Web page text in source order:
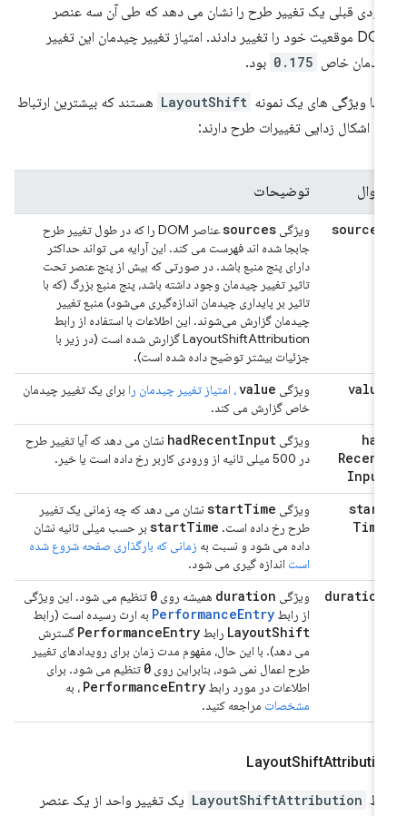
قبلی یک تغییر طرح را نشان می دهد که طی آن سه عنصر
DOM موقعیت خود را تغییر دادند. امتیاز تغییر چیدمان این تغییر
خاص 0.175 بود.
ویژگی های یک نمونه LayoutShift هستند که بیشترین ارتباط
با اشکال زدایی تغییرات طرح دارند:
توضیحات
sources ویژگیsources
عناصر DOM را که در طول تغییر طرح
جابجا شده اند فهرست می کند. این آرایه می تواند حداکثر
دارای پنج منبع باشد. در صورتی که بیش از پنج عنصر تحت
تاثیر تغییر چیدمان وجود داشته باشد، پنج منبع بزرگ (که با
تاثیر بر پایداری چیدمان اندازه‌گیری می‌شود) منبع تغییر
چیدمان گزارش می‌شوند. این اطلاعات با استفاده از رابط
LayoutShiftAttribution گزارش شده است (در زیر با
جزئیات بیشتر توضیح داده شده است).
value ویژگیvalue ، امتیاز تغییر چیدمان رابرای یک تغییر چیدمان
خاص گزارش می کند.
Recent
Input
ویژگی hadRecentInput
نشان می دهد که آیا تغییر طرح
start
ویژگی startTime
نشان می دهد که چه زمانی یک تغییر
طرح رخ داده است.
startTime
بر حسب میلی ثانیه نشان
داده می شود و نسبت بهزمانی که بارگذاری صفحه شروع شده
اندازه گیری می شود.
duration ویژگیdurationهمیشه روی 0تنظیم می شود. این ویژگی
از رابط PerformanceEntryبه ارث رسیده است (رابط
LayoutShift رابط PerformanceEntry
گسترش
می دهد). با این حال، مفهوم مدت زمان برای رویدادهای تغییر
طرح اعمال نمی شود، بنابراین روی 0تنظیم می شود. برای
اطلاعات در مورد رابط
PerformanceEntry
، به
مشخصاتمراجعه کنید.
LayoutShift
LayoutShiftAttribution یک تغییر واحد از یک عنصر